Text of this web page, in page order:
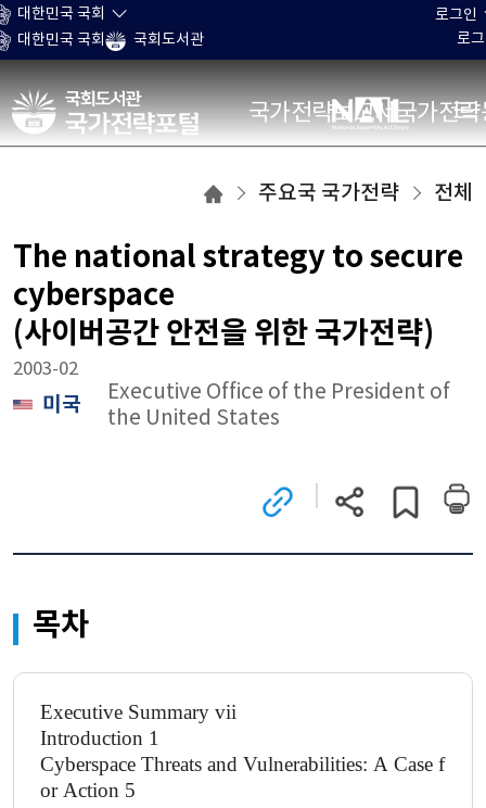
본문 바로가기
대한민국 국회
대한민국 국회
국회도서관
로그인
로
국가전략포털 국가전략보고서 국가전
국가전략보고서
이동
주요국 국가전략 전체
The national strategy to secure
cyberspace
(사이버공간 안전을 위한 국가전략)
미국
Executive Office of the President of
the United States
2003-02
관련
사이트로
이동
현재
페이지
주소
게시글
스크랩하기
목차
Executive Summary vii
Introduction 1
Cyberspace Threats and Vulnerabilities: A Case f
or Action 5